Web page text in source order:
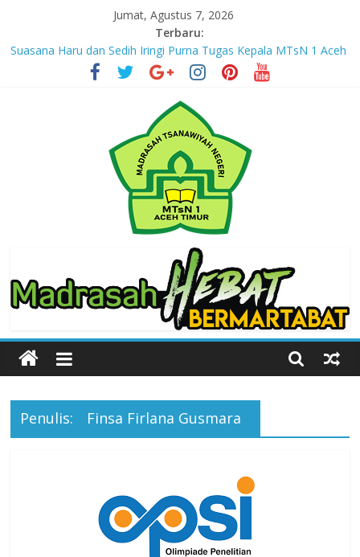
content
Jumat, Agustus 7, 2026
Terbaru:
Jejak yang Tertinggal – Part I
Suasana Haru dan Sedih Iringi Purna Tugas Kepala MTsN 1 Aceh
Guru untuk Hadirkan Inovasi Kelas Digital
Jejak yang Tertinggal – Part III
Jejak yang Tertinggal – Part II
1
Aceh
Timur
Simpang
Penulis: Finsa Firlana Gusmara